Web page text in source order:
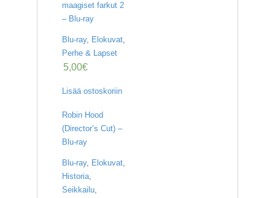
maagiset farkut 2
– Blu-ray
Blu-ray, Elokuvat,
Perhe & Lapset
5,00€
Lisää ostoskoriin
Robin Hood
(Director’s Cut) –
Blu-ray
Blu-ray, Elokuvat,
Historia,
Seikkailu,